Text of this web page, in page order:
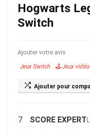
Hogwarts
Switch
Ajouter votre avis
Jeux Switch 🕹️ Jeux
Ajouter pour
7 SCORE EXPERT